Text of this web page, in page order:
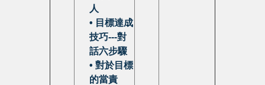
人
• 目標達成
技巧---對
話六步驟
• 對於目標
的當責